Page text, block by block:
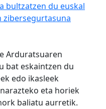
bultzatzen du euskal
Arduratsuaren
bat eskaintzen du
edo ikasleek
eta horiek
baliatu aurretik.